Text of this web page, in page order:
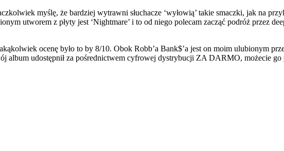
myślę, że bardziej wytrawni słuchacze ‘wyłowią’ takie smaczki, jak na
utworem z płyty jest ‘Nightmare’ i to od niego polecam zacząć podróż przez
ocenę było to by 8/10. Obok Robb’a Bank$’a jest on moim ulubionym
album udostępnił za pośrednictwem cyfrowej dystrybucji ZA DARMO, możecie go